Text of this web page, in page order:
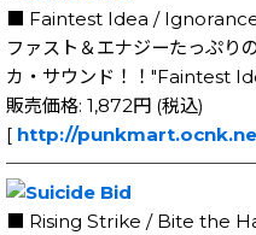
■ Faintest Idea /
ファスト＆エナジーたっぷり
カ・サウンド！！"Faintest
販売価格: 1,872円 (税込)
[ http://
■ Rising Strike / Bite the